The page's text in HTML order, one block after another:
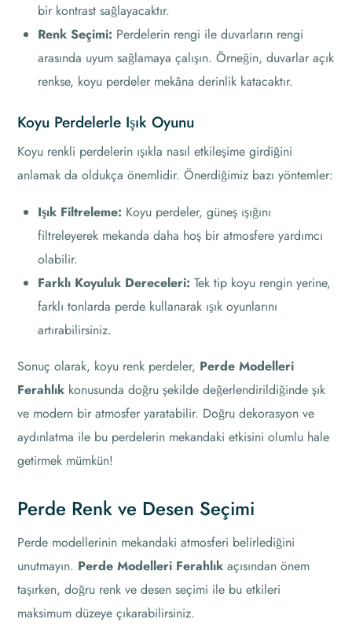
bir kontrast sağlayacaktır.
Renk Seçimi: Perdelerin rengi ile duvarların rengi
arasında uyum sağlamaya çalışın. Örneğin, duvarlar açık
renkse, koyu perdeler mekâna derinlik katacaktır.
Koyu Perdelerle Işık Oyunu
Koyu renkli perdelerin ışıkla nasıl etkileşime girdiğini
anlamak da oldukça önemlidir. Önerdiğimiz bazı yöntemler:
Işık Filtreleme: Koyu perdeler, güneş ışığını
filtreleyerek mekanda daha hoş bir atmosfere yardımcı
olabilir.
Farklı Koyuluk Dereceleri: Tek tip koyu rengin yerine,
farklı tonlarda perde kullanarak ışık oyunlarını
artırabilirsiniz.
Sonuç olarak, koyu renk perdeler, Perde Modelleri
Ferahlık konusunda doğru şekilde değerlendirildiğinde şık
ve modern bir atmosfer yaratabilir. Doğru dekorasyon ve
aydınlatma ile bu perdelerin mekandaki etkisini olumlu hale
getirmek mümkün!
Perde Renk ve Desen Seçimi
Perde modellerinin mekandaki atmosferi belirlediğini
unutmayın. Perde Modelleri Ferahlık açısından önem
taşırken, doğru renk ve desen seçimi ile bu etkileri
maksimum düzeye çıkarabilirsiniz.